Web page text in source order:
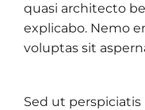
quasi architecto
explicabo. Nemo
voluptas sit
Sed ut